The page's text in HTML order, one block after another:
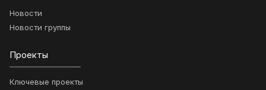
Новости
Новости группы
Проекты
Ключевые проекты